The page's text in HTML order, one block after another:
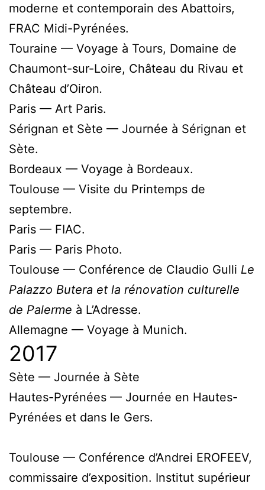
moderne et contemporain des Abattoirs,
FRAC Midi-Pyrénées.
Touraine — Voyage à Tours, Domaine de
Chaumont-sur-Loire, Château du Rivau et
Château d’Oiron.
Paris — Art Paris.
Sérignan et Sète — Journée à Sérignan et
Sète.
Bordeaux — Voyage à Bordeaux.
Toulouse — Visite du Printemps de
septembre.
Paris — FIAC.
Paris — Paris Photo.
Toulouse — Conférence de Claudio Gulli Le
Palazzo Butera et la rénovation culturelle
de Palerme à L’Adresse.
Allemagne — Voyage à Munich.
2017
Sète — Journée à Sète
Hautes-Pyrénées — Journée en Hautes-
Pyrénées et dans le Gers.
Toulouse — Conférence d’Andrei EROFEEV,
commissaire d’exposition. Institut supérieur